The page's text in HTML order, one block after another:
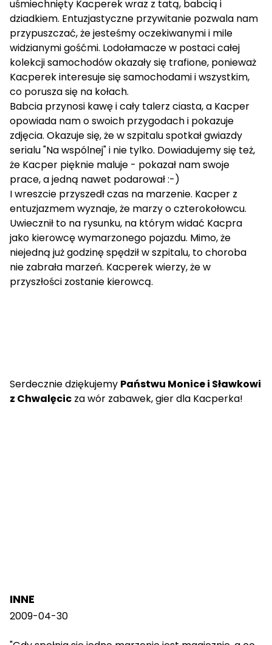
uśmiechnięty Kacperek wraz z tatą, babcią i
dziadkiem. Entuzjastyczne przywitanie pozwala nam
przypuszczać, że jesteśmy oczekiwanymi i mile
widzianymi gośćmi. Lodołamacze w postaci całej
kolekcji samochodów okazały się trafione, ponieważ
Kacperek interesuje się samochodami i wszystkim,
co porusza się na kołach.
Babcia przynosi kawę i cały talerz ciasta, a Kacper
opowiada nam o swoich przygodach i pokazuje
zdjęcia. Okazuje się, że w szpitalu spotkał gwiazdy
serialu "Na wspólnej" i nie tylko. Dowiadujemy się też,
że Kacper pięknie maluje - pokazał nam swoje
prace, a jedną nawet podarował :-)
I wreszcie przyszedł czas na marzenie. Kacper z
entuzjazmem wyznaje, że marzy o czterokołowcu.
Uwiecznił to na rysunku, na którym widać Kacpra
jako kierowcę wymarzonego pojazdu. Mimo, że
niejedną już godzinę spędził w szpitalu, to choroba
nie zabrała marzeń. Kacperek wierzy, że w
przyszłości zostanie kierowcą.
Serdecznie dziękujemy Państwu Monice i Sławkowi
z Chwalęcic za wór zabawek, gier dla Kacperka!
INNE
2009-04-30